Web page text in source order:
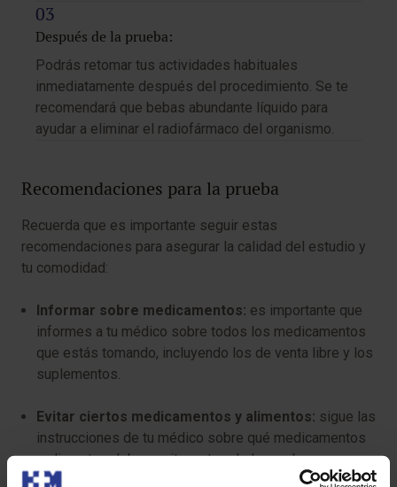
Después de la prueba:
Podrás retomar tus actividades habituales
inmediatamente después del procedimiento. Se te
recomendará que bebas abundante líquido para
ayudar a eliminar el radiofármaco del organismo.
Recomendaciones para la prueba
Recuerda que es importante seguir estas
recomendaciones para asegurar la calidad del estudio y
tu comodidad:
Informar sobre medicamentos: es importante que
informes a tu médico sobre todos los medicamentos
que estás tomando, incluyendo los de venta libre y los
suplementos.
Evitar ciertos medicamentos y alimentos: sigue las
instrucciones de tu médico sobre qué medicamentos
y alimentos debes evitar antes de la prueba.